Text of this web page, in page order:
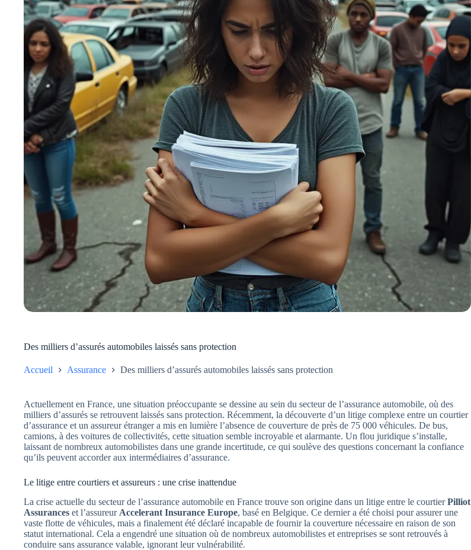
Des milliers d’assurés automobiles laissés sans protection
Accueil Assurance Des milliers d’assurés automobiles laissés sans protection
Actuellement en France, une situation préoccupante se dessine au sein du secteur de l’assurance automobile, où des
milliers d’assurés se retrouvent laissés sans protection. Récemment, la découverte d’un litige complexe entre un courtier
d’assurance et un assureur étranger a mis en lumière l’absence de couverture de près de 75 000 véhicules. De bus,
camions, à des voitures de collectivités, cette situation semble incroyable et alarmante. Un flou juridique s’installe,
laissant de nombreux automobilistes dans une grande incertitude, ce qui soulève des questions concernant la confiance
qu’ils peuvent accorder aux intermédiaires d’assurance.
Le litige entre courtiers et assureurs : une crise inattendue
La crise actuelle du secteur de l’assurance automobile en France trouve son origine dans un litige entre le courtierPilliot
Assurances et l’assureur Accelerant Insurance Europe, basé en Belgique. Ce dernier a été choisi pour assurer une
vaste flotte de véhicules, mais a finalement été déclaré incapable de fournir la couverture nécessaire en raison de son
statut international. Cela a engendré une situation où de nombreux automobilistes et entreprises se sont retrouvés à
conduire sans assurance valable, ignorant leur vulnérabilité.